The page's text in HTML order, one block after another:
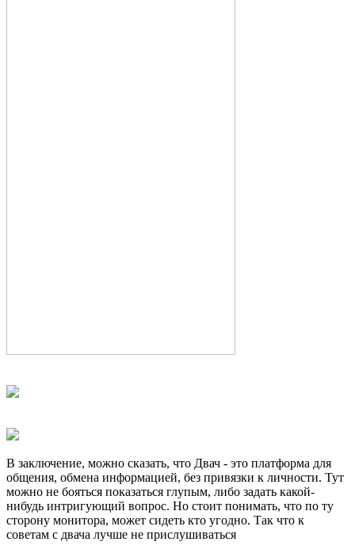
В заключение, можно сказать, что Двач - это платформа для
общения, обмена информацией, без привязки к личности. Тут
можно не бояться показаться глупым, либо задать какой-
нибудь интригующий вопрос. Но стоит понимать, что по ту
сторону монитора, может сидеть кто угодно. Так что к
советам с двача лучше не прислушиваться